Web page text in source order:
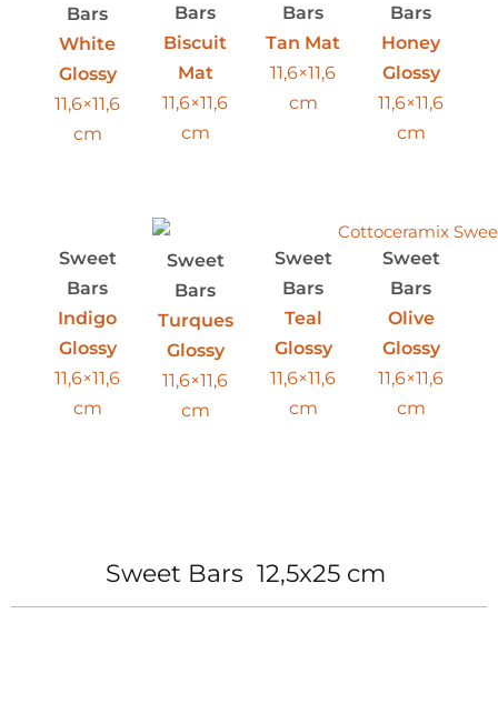
Bars
White
Glossy
11,6×11,6
cm
Bars
Biscuit
Mat
11,6×11,6
cm
Bars
Tan Mat
11,6×11,6
cm
Bars
Honey
Glossy
11,6×11,6
cm
Sweet
Bars
Indigo
Glossy
11,6×11,6
cm
Sweet
Bars
Turques
Glossy
11,6×11,6
cm
Sweet
Bars
Teal
Glossy
11,6×11,6
cm
Sweet
Bars
Olive
Glossy
11,6×11,6
cm
Sweet Bars 12,5x25 cm